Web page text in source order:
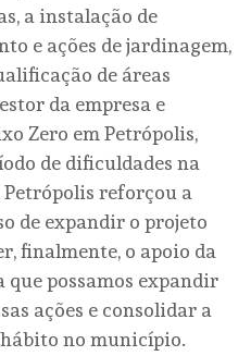
a instalação de
e ações de jardinagem,
de áreas
da empresa e
Zero em Petrópolis,
de dificuldades na
reforçou a
de expandir o projeto
finalmente, o apoio da
que possamos expandir
ações e consolidar a
no município.